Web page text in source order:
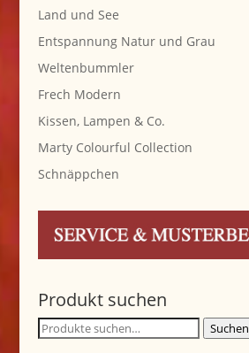
Land und See
Entspannung Natur und Grau
Weltenbummler
Frech Modern
Kissen, Lampen & Co.
Marty Colourful Collection
Schnäppchen
Produkt suchen
Suche
Suchen